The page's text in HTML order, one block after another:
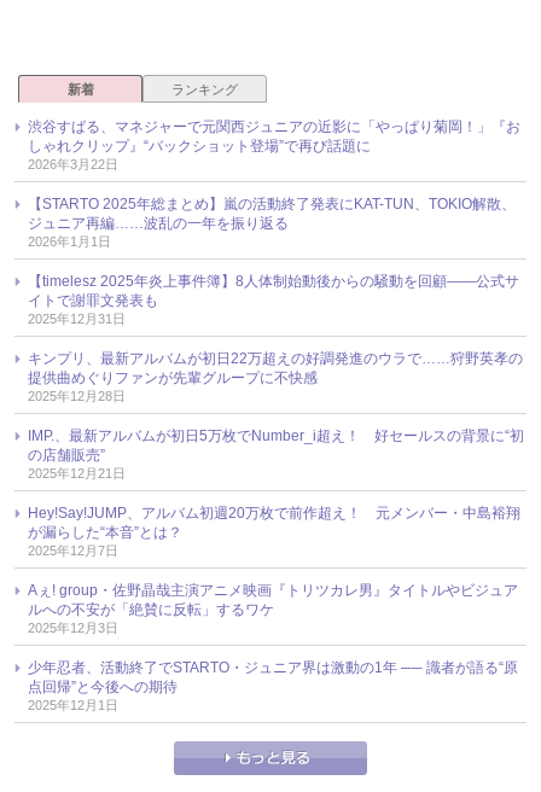
新着 ランキング
渋谷すばる、マネジャーで元関西ジュニアの近影に「やっぱり菊岡！」『お
しゃれクリップ』“バックショット登場”で再び話題に
2026年3月22日
【STARTO 2025年総まとめ】嵐の活動終了発表にKAT-TUN、TOKIO解散、
ジュニア再編……波乱の一年を振り返る
2026年1月1日
【timelesz 2025年炎上事件簿】8人体制始動後からの騒動を回顧――公式サ
イトで謝罪文発表も
2025年12月31日
キンプリ、最新アルバムが初日22万超えの好調発進のウラで……狩野英孝の
提供曲めぐりファンが先輩グループに不快感
2025年12月28日
IMP.、最新アルバムが初日5万枚でNumber_i超え！ 好セールスの背景に“初
の店舗販売”
2025年12月21日
Hey!Say!JUMP、アルバム初週20万枚で前作超え！ 元メンバー・中島裕翔
が漏らした“本音”とは？
2025年12月7日
Aぇ! group・佐野晶哉主演アニメ映画『トリツカレ男』タイトルやビジュア
ルへの不安が「絶賛に反転」するワケ
2025年12月3日
少年忍者、活動終了でSTARTO・ジュニア界は激動の1年 ── 識者が語る“原
点回帰”と今後への期待
2025年12月1日